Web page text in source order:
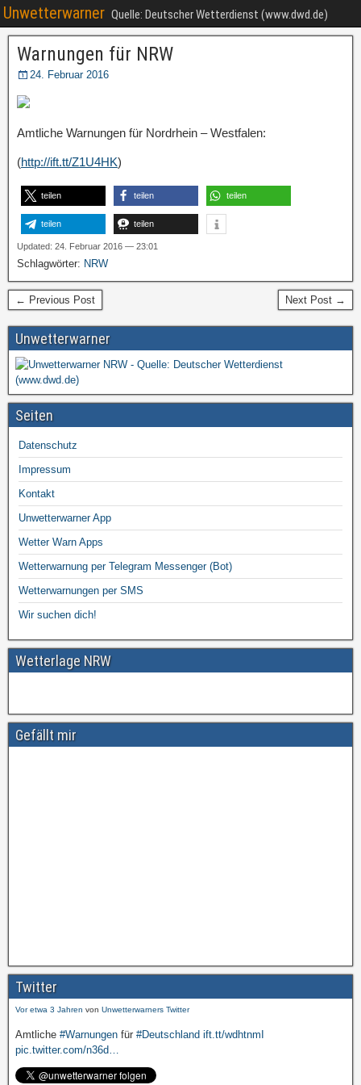
Unwetterwarner Quelle: Deutscher Wetterdienst (www.dwd.de)
Warnungen für NRW
24. Februar 2016
Amtliche Warnungen für Nordrhein – Westfalen:
(http://ift.tt/Z1U4HK)
teilen teilen teilen
teilen teilen
Updated: 24. Februar 2016 — 23:01
Schlagwörter: NRW
← Previous Post Next Post →
Unwetterwarner
Seiten
Datenschutz
Impressum
Kontakt
Unwetterwarner App
Wetter Warn Apps
Wetterwarnung per Telegram Messenger (Bot)
Wetterwarnungen per SMS
Wir suchen dich!
Wetterlage NRW
Gefällt mir
Twitter
Amtliche#Warnungenfür#Deutschland ift.tt/wdhtnmI
pic.twitter.com/cmFX…
Vor etwa 3 JahrenvonUnwetterwarners Twitter
pic.twitter.com/n36d…